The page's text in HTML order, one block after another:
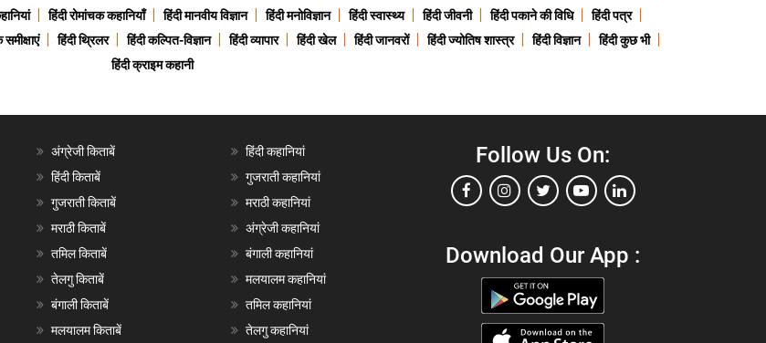
हिंदी रोमांचक कहानियाँ हिंदी मानवीय विज्ञान हिंदी मनोविज्ञान हिंदी स्वास्थ्य हिंदी जीवनी हिंदी पकाने की विधि
हिंदी पत्र
हिंदी थ्रिलर हिंदी कल्पित-विज्ञान हिंदी व्यापार हिंदी खेल हिंदी जानवरों हिंदी ज्योतिष शास्त्र हिंदी विज्ञान
हिंदी कुछ भी
हिंदी क्राइम कहानी
अंग्रेजी किताबें
हिंदी किताबें
गुजराती किताबें
मराठी किताबें
तमिल किताबें
तेलगु किताबें
बंगाली किताबें
मलयालम किताबें
हिंदी कहानियां
गुजराती कहानियां
मराठी कहानियां
अंग्रेजी कहानियां
बंगाली कहानियां
मलयालम कहानियां
तमिल कहानियां
तेलगु कहानियां
Follow Us On:
Download Our App :